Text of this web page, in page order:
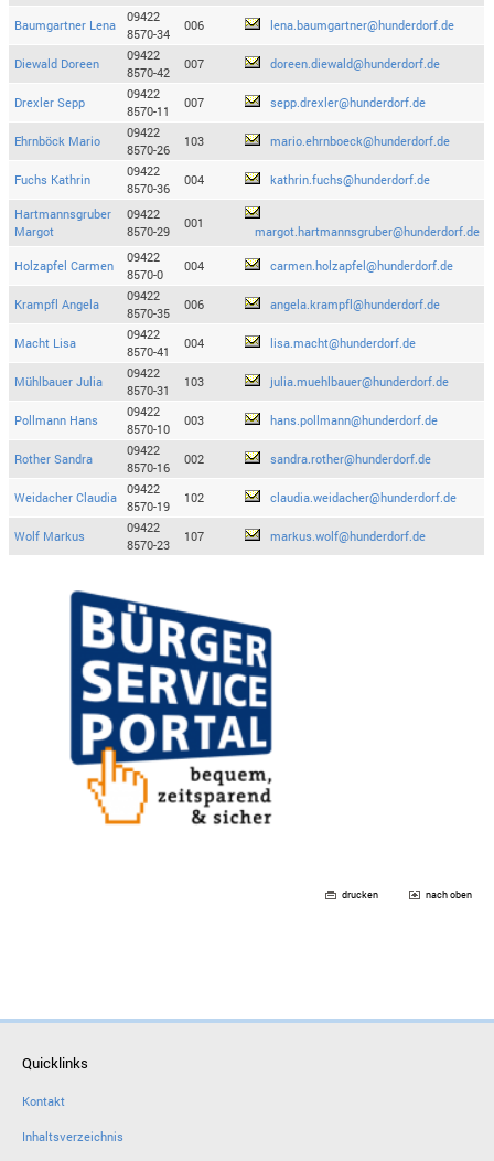
Baumgartner Lena
09422
8570-34
006 lena.baumgartner@hunderdorf.de
Diewald Doreen
09422
8570-42
007 doreen.diewald@hunderdorf.de
Drexler Sepp
09422
8570-11
007 sepp.drexler@hunderdorf.de
Ehrnböck Mario
09422
8570-26
103 mario.ehrnboeck@hunderdorf.de
Fuchs Kathrin
09422
8570-36
004 kathrin.fuchs@hunderdorf.de
Hartmannsgruber
Margot
09422
8570-29
001
margot.hartmannsgruber@hunderdorf.de
Holzapfel Carmen
09422
8570-0
004 carmen.holzapfel@hunderdorf.de
Krampfl Angela
09422
8570-35
006 angela.krampfl@hunderdorf.de
Macht Lisa
09422
8570-41
004 lisa.macht@hunderdorf.de
Mühlbauer Julia
09422
8570-31
103 julia.muehlbauer@hunderdorf.de
Pollmann Hans
09422
8570-10
003 hans.pollmann@hunderdorf.de
Rother Sandra
09422
8570-16
002 sandra.rother@hunderdorf.de
Weidacher Claudia
09422
8570-19
102 claudia.weidacher@hunderdorf.de
Wolf Markus
09422
8570-23
107 markus.wolf@hunderdorf.de
drucken nach oben
Quicklinks
Kontakt
Inhaltsverzeichnis